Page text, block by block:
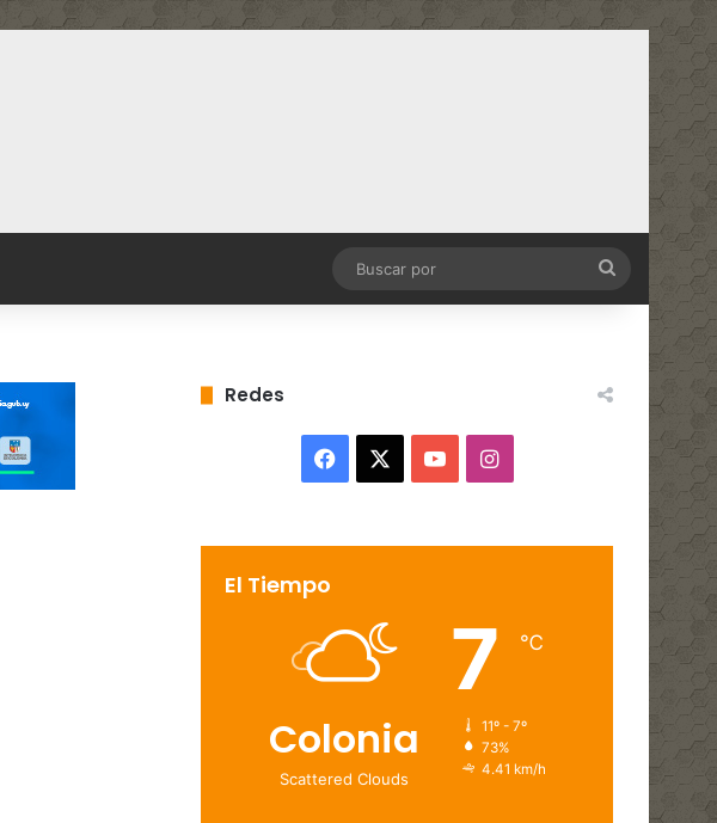
por
Redes
Facebook YouTubeInstagram
El Tiempo
Colonia
Scattered Clouds
7 ℃
11º - 7º
73%
4.41 km/h